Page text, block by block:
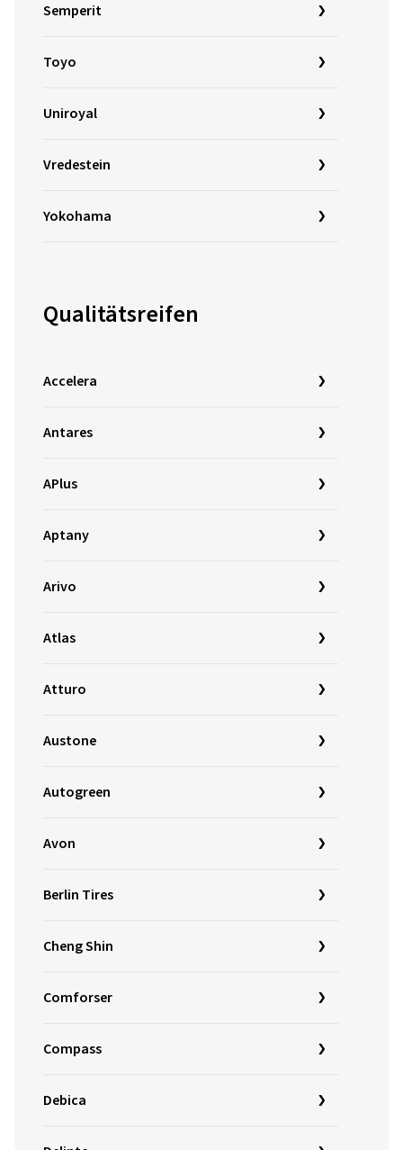
Semperit
Toyo
Uniroyal
Vredestein
Yokohama
Qualitätsreifen
Accelera
Antares
APlus
Aptany
Arivo
Atlas
Atturo
Austone
Autogreen
Avon
Berlin Tires
Cheng Shin
Comforser
Compass
Debica